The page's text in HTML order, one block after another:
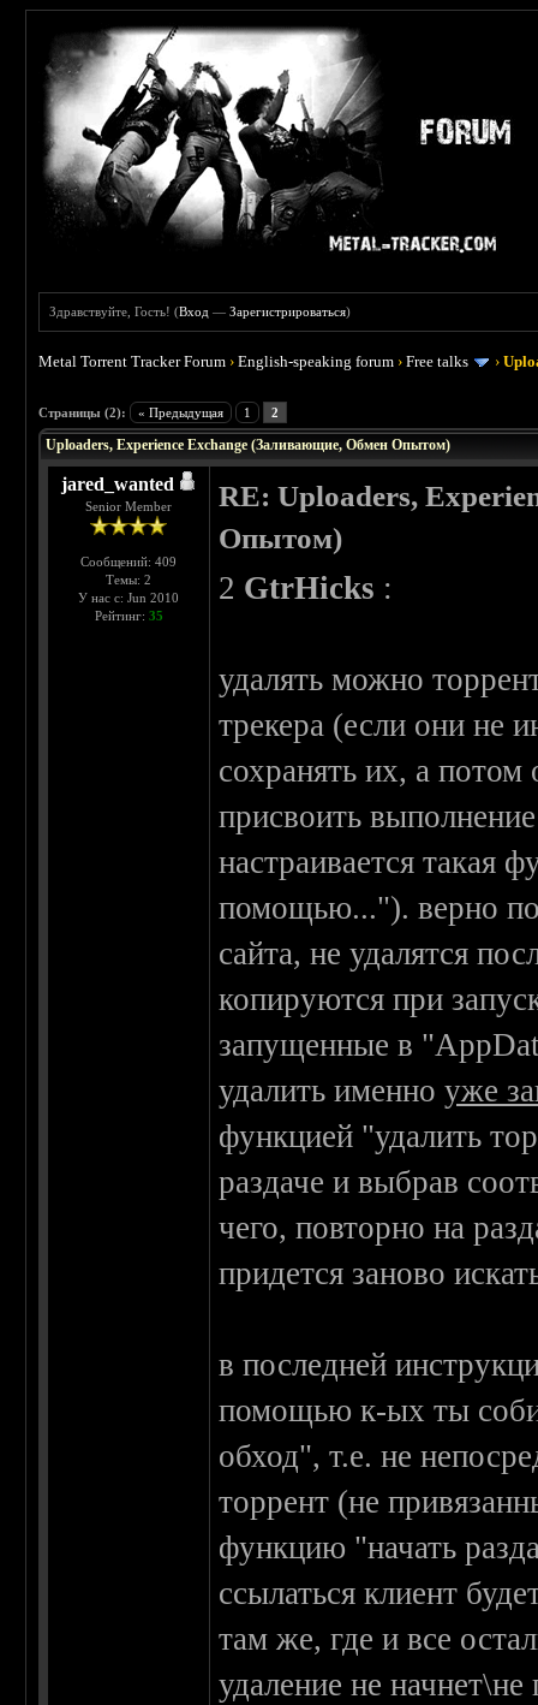
Здравствуйте, Гость! (Вход —Зарегистрироваться)
Metal Torrent Tracker Forum ›English-speaking forum ›Free talks ›
Страницы (2): « Предыдущая 1 2
Uploaders, Experience Exchange (Заливающие, Обмен Опытом)
jared_wanted
Senior Member
Сообщений: 409
Темы: 2
У нас с: Jun 2010
Рейтинг: 35
RE: Uploaders,
Опытом)
2 GtrHicks :
удалять можно
трекера (если они не
сохранять их, а потом
присвоить
настраивается такая
помощью..."). верно
сайта, не удалятся
копируются при
запущенные в
удалить именноуже
функцией "удалить
раздаче и выбрав
чего, повторно на
придется заново
в последней
помощью к-ых ты
обход", т.е. не
торрент (не
функцию "начать
ссылаться клиент
там же, где и все
удаление не